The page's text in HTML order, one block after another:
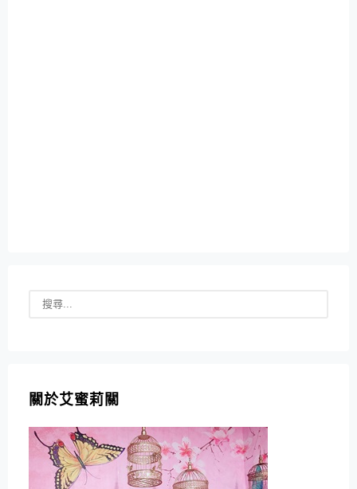
關於艾蜜莉關